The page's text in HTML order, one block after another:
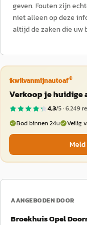
geven. Fouten zijn
niet alleen op deze
altijd de zaken die uw
ikwilvanmijnautoaf®
Verkoop je huidige
4,3/5 ·6.249
Bod binnen 24u
Veilig
AANGEBODEN DOOR
Broekhuis Opel